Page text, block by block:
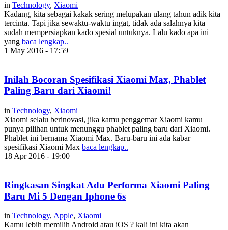
in Technology, Xiaomi
Kadang, kita sebagai kakak sering melupakan ulang tahun adik kita
tercinta. Tapi jika sewaktu-waktu ingat, tidak ada salahnya kita
sudah mempersiapkan kado spesial untuknya. Lalu kado apa ini
yang baca lengkap..
1 May 2016 - 17:59
Inilah Bocoran Spesifikasi Xiaomi Max, Phablet
Paling Baru dari Xiaomi!
in Technology, Xiaomi
Xiaomi selalu berinovasi, jika kamu penggemar Xiaomi kamu
punya pilihan untuk menunggu phablet paling baru dari Xiaomi.
Phablet ini bernama Xiaomi Max. Baru-baru ini ada kabar
spesifikasi Xiaomi Max baca lengkap..
18 Apr 2016 - 19:00
Ringkasan Singkat Adu Performa Xiaomi Paling
Baru Mi 5 Dengan Iphone 6s
in Technology, Apple, Xiaomi
Kamu lebih memilih Android atau iOS ? kali ini kita akan